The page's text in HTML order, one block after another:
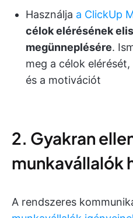
Használja a ClickUp
célok elérésének
megünneplésére.
meg a célok
és a motivációt
2. Gyakran
munkavállalók
A rendszeres